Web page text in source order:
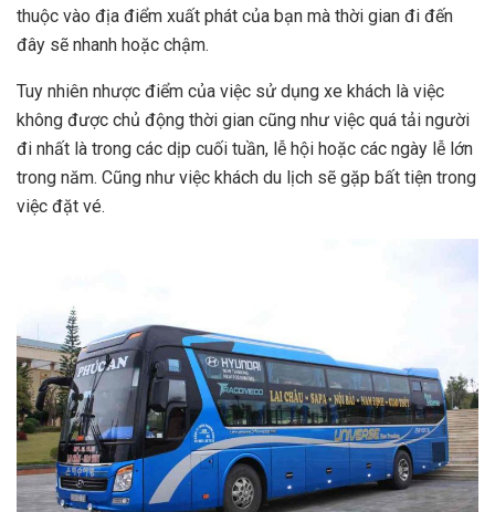
thuộc vào địa điểm xuất phát của bạn mà thời gian đi đến
đây sẽ nhanh hoặc chậm.
Tuy nhiên nhược điểm của việc sử dụng xe khách là việc
không được chủ động thời gian cũng như việc quá tải người
đi nhất là trong các dịp cuối tuần, lễ hội hoặc các ngày lễ lớn
trong năm. Cũng như việc khách du lịch sẽ gặp bất tiện trong
việc đặt vé.